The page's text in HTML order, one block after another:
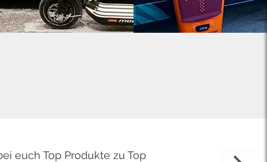
euch Top Produkte zu Top